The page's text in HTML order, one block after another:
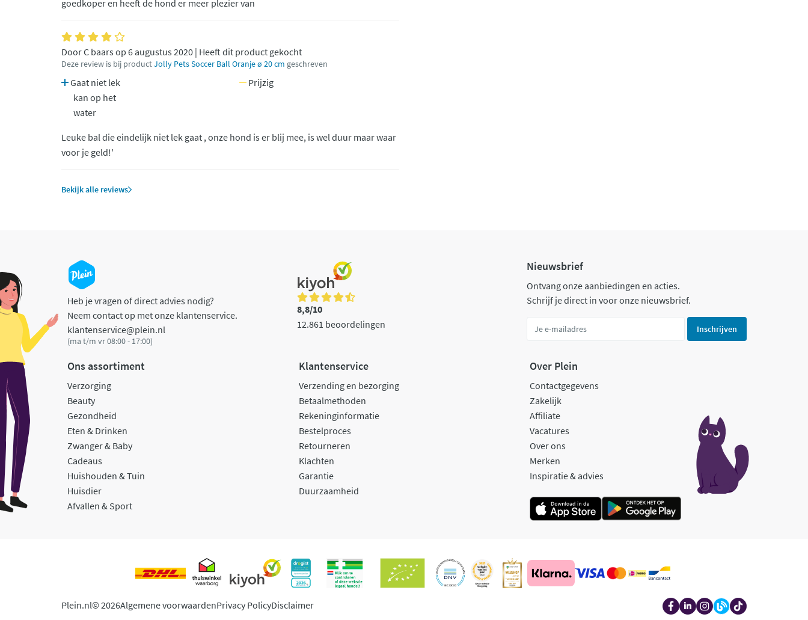
goedkoper en heeft de hond er meer plezier van
Door C baars op 6 augustus 2020 | Heeft dit product gekocht
Deze review is bij productJolly Pets Soccer Ball Oranje ø 20 cm geschreven
Gaat niet lek
kan op het
water
Prijzig
Leuke bal die eindelijk niet lek gaat , onze hond is er blij mee, is wel duur maar waar
voor je geld!'
Bekijk alle reviews
Heb je vragen of direct advies nodig?
Neem contact op met onze klantenservice.
klantenservice@plein.nl
(ma t/m vr 08:00 - 17:00)
8,8/10
12.861 beoordelingen
Nieuwsbrief
Ontvang onze aanbiedingen en acties.
Schrijf je direct in voor onze nieuwsbrief.
Inschrijven
Ons assortiment
Verzorging
Beauty
Gezondheid
Eten & Drinken
Zwanger & Baby
Cadeaus
Huishouden & Tuin
Huisdier
Afvallen & Sport
Klantenservice
Verzending en bezorging
Betaalmethoden
Rekeninginformatie
Bestelproces
Retourneren
Klachten
Garantie
Duurzaamheid
Over Plein
Contactgegevens
Zakelijk
Affiliate
Vacatures
Over ons
Merken
Inspiratie & advies
Plein.nl© 2026Algemene voorwaardenPrivacy PolicyDisclaimer